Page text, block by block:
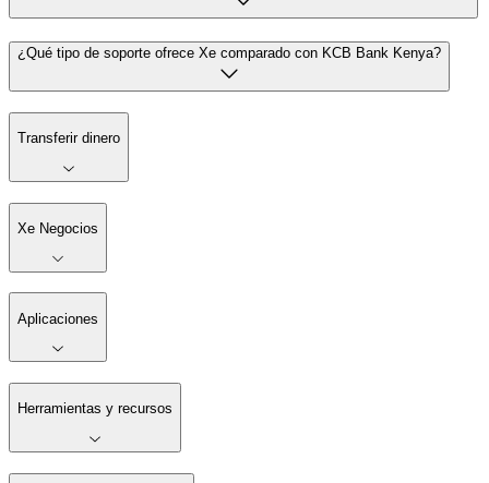
¿Qué tipo de soporte ofrece Xe comparado con KCB Bank Kenya?
Transferir dinero
Xe Negocios
Aplicaciones
Herramientas y recursos